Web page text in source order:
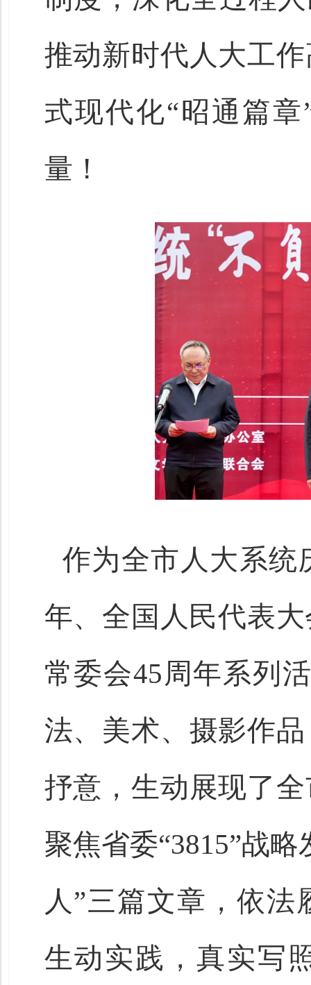
推动新时代人大工
式现代化“昭通篇
量！
作为全市人大系统
年、全国人民代表
常委会45周年系列
法、美术、摄影作
抒意，生动展现了
聚焦省委“3815”战
人”三篇文章，依
生动实践，真实写